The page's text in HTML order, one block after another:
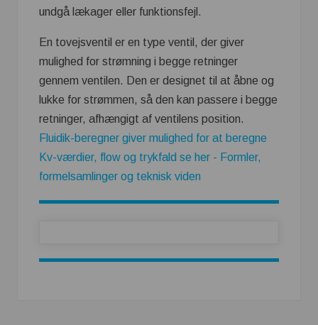
undgå lækager eller funktionsfejl.
En tovejsventil er en type ventil, der giver
mulighed for strømning i begge retninger
gennem ventilen. Den er designet til at åbne og
lukke for strømmen, så den kan passere i begge
retninger, afhængigt af ventilens position.
Fluidik-beregner giver mulighed for at beregne
Kv-værdier, flow og trykfald se her - Formler,
formelsamlinger og teknisk viden